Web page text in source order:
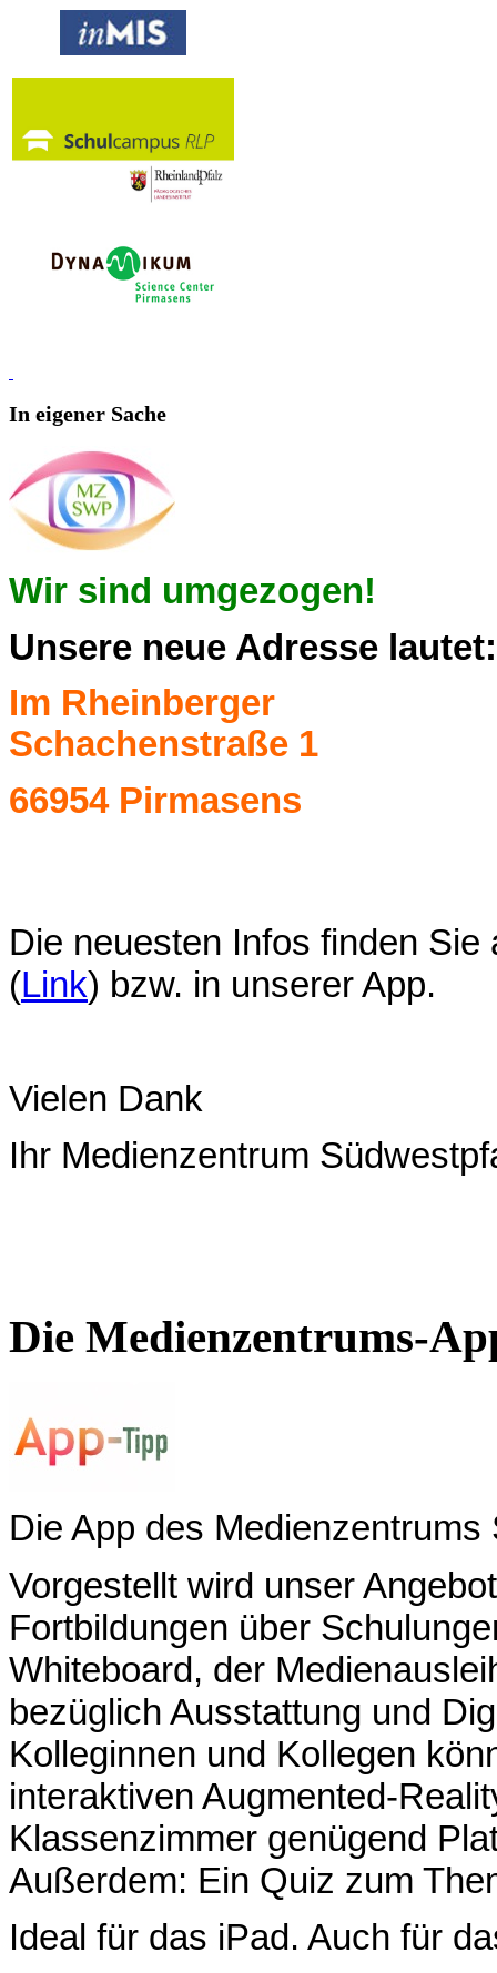
In eigener Sache
Wir sind umgezogen!
Unsere neue Adresse
Im Rheinberger
Schachenstraße 1
66954 Pirmasens
Die neuesten Infos finden
(Link) bzw. in unserer App.
Vielen Dank
Ihr Medienzentrum
Die Medienzentrums-
Die App des Medienzentrums
Vorgestellt wird unser
Fortbildungen über
Whiteboard, der
bezüglich Ausstattung und
Kolleginnen und Kollegen
interaktiven Augmented-
Klassenzimmer genügend
Außerdem: Ein Quiz zum
Ideal für das iPad. Auch für